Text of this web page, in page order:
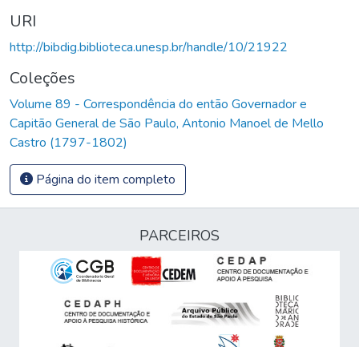
URI
http://bibdig.biblioteca.unesp.br/handle/10/21922
Coleções
Volume 89 - Correspondência do então Governador e
Capitão General de São Paulo, Antonio Manoel de Mello
Castro (1797-1802)
Página do item completo
PARCEIROS